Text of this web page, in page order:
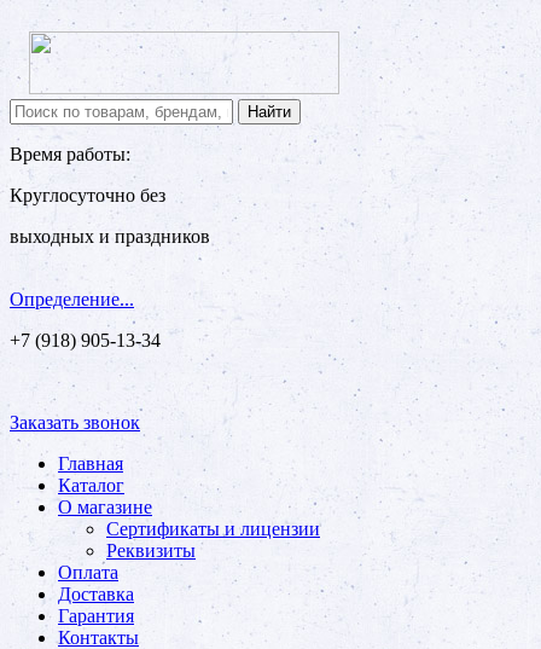
Время работы:
Круглосуточно без
выходных и праздников
Определение...
+7 (918) 905-13-34
Заказать звонок
Главная
Каталог
О магазине
Сертификаты и лицензии
Реквизиты
Оплата
Доставка
Гарантия
Контакты